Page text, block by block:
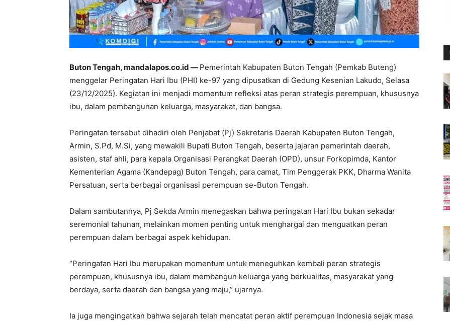
Buton Tengah, mandalapos.co.id — Pemerintah Kabupaten Buton Tengah (Pemkab Buteng)
menggelar Peringatan Hari Ibu (PHI) ke-97 yang dipusatkan di Gedung Kesenian Lakudo, Selasa
(23/12/2025). Kegiatan ini menjadi momentum refleksi atas peran strategis perempuan, khususnya
ibu, dalam pembangunan keluarga, masyarakat, dan bangsa.
Peringatan tersebut dihadiri oleh Penjabat (Pj) Sekretaris Daerah Kabupaten Buton Tengah,
Armin, S.Pd, M.Si, yang mewakili Bupati Buton Tengah, beserta jajaran pemerintah daerah,
asisten, staf ahli, para kepala Organisasi Perangkat Daerah (OPD), unsur Forkopimda, Kantor
Kementerian Agama (Kandepag) Buton Tengah, para camat, Tim Penggerak PKK, Dharma Wanita
Persatuan, serta berbagai organisasi perempuan se-Buton Tengah.
Dalam sambutannya, Pj Sekda Armin menegaskan bahwa peringatan Hari Ibu bukan sekadar
seremonial tahunan, melainkan momen penting untuk menghargai dan menguatkan peran
perempuan dalam berbagai aspek kehidupan.
“Peringatan Hari Ibu merupakan momentum untuk meneguhkan kembali peran strategis
perempuan, khususnya ibu, dalam membangun keluarga yang berkualitas, masyarakat yang
berdaya, serta daerah dan bangsa yang maju,” ujarnya.
Ia juga mengingatkan bahwa sejarah telah mencatat peran aktif perempuan Indonesia sejak masa